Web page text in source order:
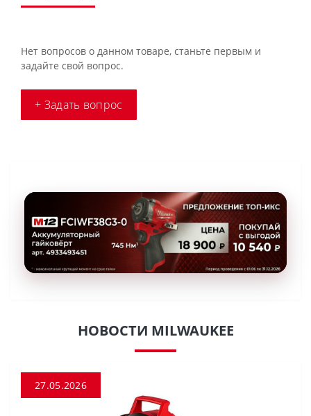
Нет вопросов о данном товаре, станьте первым и
задайте свой вопрос.
+ Задать вопрос
НОВОСТИ MILWAUKEE
27.05.2026